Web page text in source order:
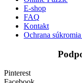
Valentín / láska
Vesmír
Zvieratá a príroda
E-shop
FAQ
Kontakt
Ochrana
Pinterest